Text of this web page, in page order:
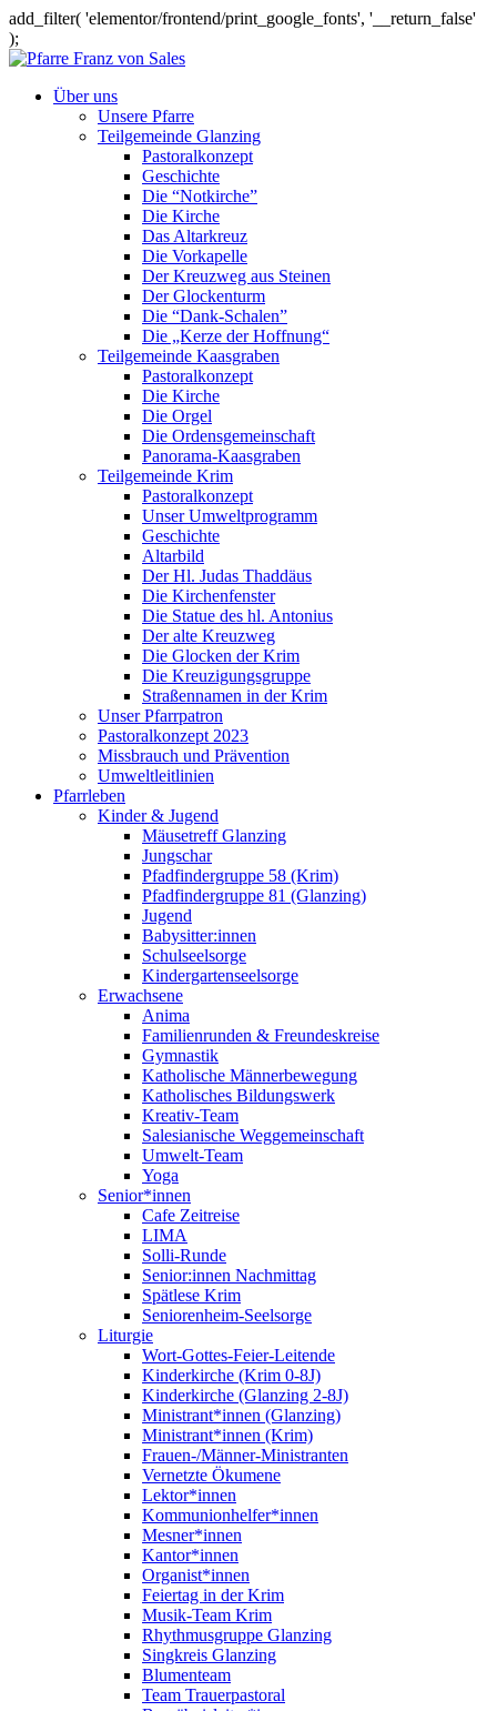
add_filter( 'elementor/frontend/print_google_fonts', '__return_false'
);
Über uns
Unsere Pfarre
Teilgemeinde Glanzing
Pastoralkonzept
Geschichte
Die “Notkirche”
Die Kirche
Das Altarkreuz
Die Vorkapelle
Der Kreuzweg aus Steinen
Der Glockenturm
Die “Dank-Schalen”
Die „Kerze der Hoffnung“
Teilgemeinde Kaasgraben
Pastoralkonzept
Die Kirche
Die Orgel
Die Ordensgemeinschaft
Panorama-Kaasgraben
Teilgemeinde Krim
Pastoralkonzept
Unser Umweltprogramm
Geschichte
Altarbild
Der Hl. Judas Thaddäus
Die Kirchenfenster
Die Statue des hl. Antonius
Der alte Kreuzweg
Die Glocken der Krim
Die Kreuzigungsgruppe
Straßennamen in der Krim
Unser Pfarrpatron
Pastoralkonzept 2023
Missbrauch und Prävention
Umweltleitlinien
Pfarrleben
Kinder & Jugend
Mäusetreff Glanzing
Jungschar
Pfadfindergruppe 58 (Krim)
Pfadfindergruppe 81 (Glanzing)
Jugend
Babysitter:innen
Schulseelsorge
Kindergartenseelsorge
Erwachsene
Anima
Familienrunden & Freundeskreise
Gymnastik
Katholische Männerbewegung
Katholisches Bildungswerk
Kreativ-Team
Salesianische Weggemeinschaft
Umwelt-Team
Yoga
Senior*innen
Cafe Zeitreise
LIMA
Solli-Runde
Senior:innen Nachmittag
Spätlese Krim
Seniorenheim-Seelsorge
Liturgie
Wort-Gottes-Feier-Leitende
Kinderkirche (Krim 0-8J)
Kinderkirche (Glanzing 2-8J)
Ministrant*innen (Glanzing)
Ministrant*innen (Krim)
Frauen-/Männer-Ministranten
Vernetzte Ökumene
Lektor*innen
Kommunionhelfer*innen
Mesner*innen
Kantor*innen
Organist*innen
Feiertag in der Krim
Musik-Team Krim
Rhythmusgruppe Glanzing
Singkreis Glanzing
Blumenteam
Team Trauerpastoral